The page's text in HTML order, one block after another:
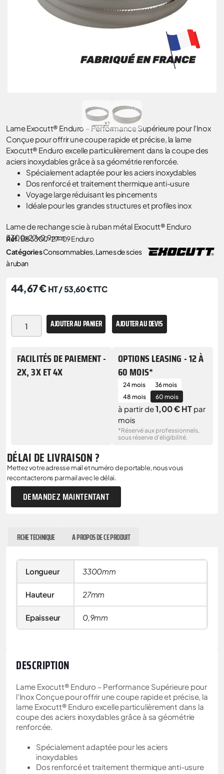
Lame Exocutt® Enduro – Performance Supérieure pour l’Inox
Conçue pour offrir une coupe rapide et précise, la lame
Exocutt® Enduro excelle particulièrement dans la coupe des
aciers inoxydables grâce à sa géométrie renforcée.
Spécialement adaptée pour les aciers inoxydables
Dos renforcé et traitement thermique anti-usure
Voyage large réduisant les pincements
Idéale pour les grandes structures et profiles inox
Lame de rechange scie à ruban métal Exocutt® Enduro
3300x27x0,9mm
Réf.BB3300-27-09 Enduro
CatégoriesConsommables,Lames de scies
à ruban
44,67€ HT /53,60€TTC
AJOUTER AU PANIER AJOUTER AU DEVIS
FACILITÉS DE PAIEMENT -
2X, 3X ET 4X
OPTIONS LEASING - 12 À
60 MOIS*
24 mois
36 mois
48 mois
60 mois
à partir de1,00 € HT par
mois
*Réservé aux professionnels,
sous réserve d'éligibilité.
DÉLAI DE LIVRAISON ?
Mettez votre adresse mail et numéro de portable, nous vous
recontacterons par mail avec le délai.
DEMANDEZ MAINTENTANT
FICHE TECHNIQUE A PROPOS DE CE PRODUIT
Longueur 3300mm
Hauteur 27mm
Epaisseur 0,9mm
DESCRIPTION
Lame Exocutt® Enduro – Performance Supérieure pour
l’Inox Conçue pour offrir une coupe rapide et précise, la
lame Exocutt® Enduro excelle particulièrement dans la
coupe des aciers inoxydables grâce à sa géométrie
renforcée.
Spécialement adaptée pour les aciers
inoxydables
Dos renforcé et traitement thermique anti-usure